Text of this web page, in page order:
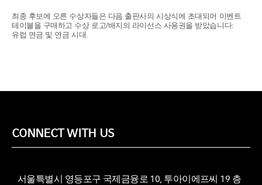
최종 후보에 오른 수상자들은 다음 출판사의 시상식에 초대되어 이벤트
테이블을 구매하고 수상 로고/배지의 라이선스 사용권을 받았습니다:
유럽 연금 및 연금 시대.
CONNECT WITH US
서울특별시 영등포구 국제금융로 10, 투아이에프씨 19 층